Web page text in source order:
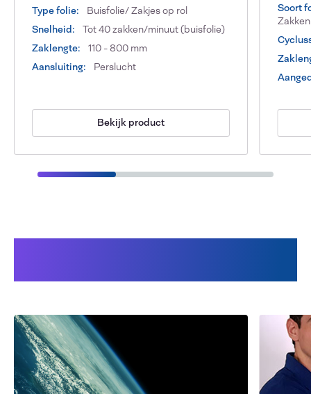
Type folie:
Buisfolie/ Zakjes op rol
Snelheid:
Tot 40 zakken/minuut (buisfolie)
Zaklengte:
110 - 800 mm
Aansluiting:
Perslucht
Bekijk product
Soort